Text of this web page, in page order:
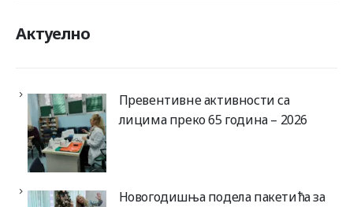
Актуелно
Превентивне активности са
лицима преко 65 година – 2026
Новогодишња подела пакетића за